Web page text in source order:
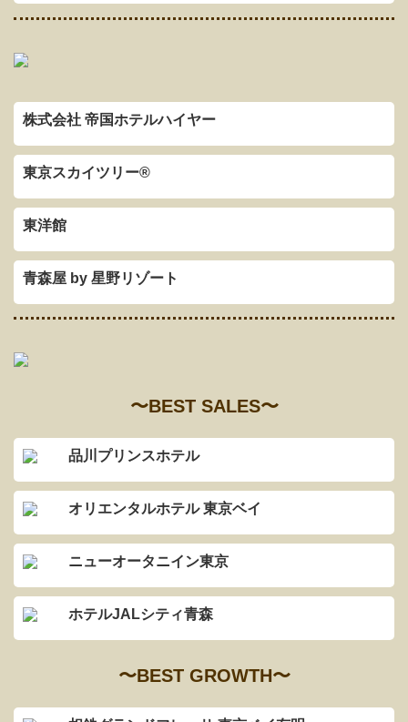
株式会社 帝国ホテルハイヤー
東京スカイツリー®
東洋館
青森屋 by 星野リゾート
〜BEST SALES〜
品川プリンスホテル
オリエンタルホテル 東京ベイ
ニューオータニイン東京
ホテルJALシティ青森
〜BEST GROWTH〜